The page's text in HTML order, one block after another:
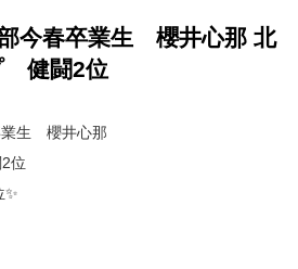
部今春卒業生 櫻井心那 北
健闘2位
業生 櫻井心那
位